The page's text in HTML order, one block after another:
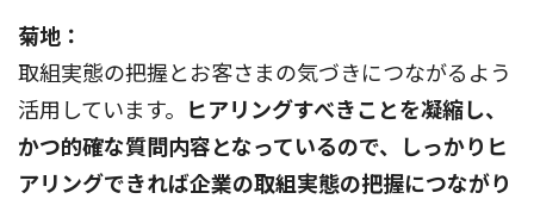
菊地：
取組実態の把握とお客さまの気づきにつながるよう
活用しています。 ヒアリングすべきことを凝縮し、
かつ的確な質問内容となっているので、しっかりヒ
アリングできれば企業の取組実態の把握につながり